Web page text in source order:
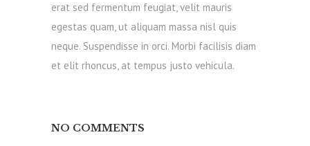
erat sed fermentum feugiat, velit mauris
egestas quam, ut aliquam massa nisl quis
neque. Suspendisse in orci. Morbi facilisis diam
et elit rhoncus, at tempus justo vehicula.
NO COMMENTS